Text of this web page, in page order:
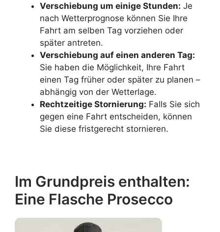
Verschiebung um einige Stunden: Je
nach Wetterprognose können Sie Ihre
Fahrt am selben Tag vorziehen oder
später antreten.
Verschiebung auf einen anderen Tag:
Sie haben die Möglichkeit, Ihre Fahrt
einen Tag früher oder später zu planen –
abhängig von der Wetterlage.
Rechtzeitige Stornierung: Falls Sie sich
gegen eine Fahrt entscheiden, können
Sie diese fristgerecht stornieren.
Im Grundpreis enthalten:
Eine Flasche Prosecco